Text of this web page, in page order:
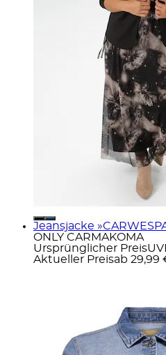
Jeansjacke
ONLY CARMAKOMA
Ursprünglicher Preis
Aktueller Preisab 29,99